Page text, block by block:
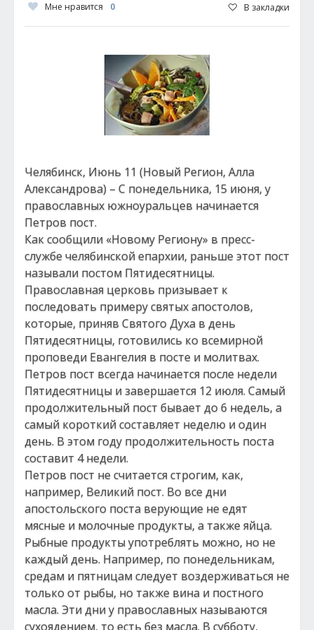
Мне нравится 0 В закладки
Челябинск, Июнь 11 (Новый Регион, Алла
Александрова) – С понедельника, 15 июня, у
православных южноуральцев начинается
Петров пост.
Как сообщили «Новому Региону» в пресс-
службе челябинской епархии, раньше этот пост
называли постом Пятидесятницы.
Православная церковь призывает к
последовать примеру святых апостолов,
которые, приняв Святого Духа в день
Пятидесятницы, готовились ко всемирной
проповеди Евангелия в посте и молитвах.
Петров пост всегда начинается после недели
Пятидесятницы и завершается 12 июля. Самый
продолжительный пост бывает до 6 недель, а
самый короткий составляет неделю и один
день. В этом году продолжительность поста
составит 4 недели.
Петров пост не считается строгим, как,
например, Великий пост. Во все дни
апостольского поста верующие не едят
мясные и молочные продукты, а также яйца.
Рыбные продукты употреблять можно, но не
каждый день. Например, по понедельникам,
средам и пятницам следует воздерживаться не
только от рыбы, но также вина и постного
масла. Эти дни у православных называются
сухоядением, то есть без масла. В субботу,